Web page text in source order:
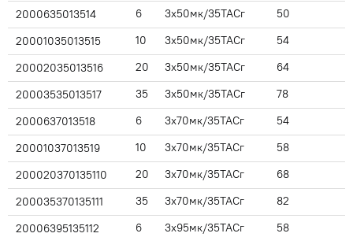
2000635013514 6 3x50мк/35ТАСг 50
20001035013515 10 3x50мк/35ТАСг 54
20002035013516 20 3x50мк/35ТАСг 64
20003535013517 35 3x50мк/35ТАСг 78
2000637013518 6 3x70мк/35ТАСг 54
20001037013519 10 3x70мк/35ТАСг 58
200020370135110 20 3x70мк/35ТАСг 68
200035370135111 35 3x70мк/35ТАСг 82
20006395135112 6 3x95мк/35ТАСг 58